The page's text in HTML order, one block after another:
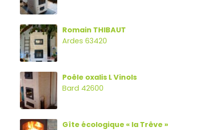
Romain THIBAUT
Ardes 63420
Poêle oxalis L Vinols
Bard 42600
Gîte écologique « la Trêve »